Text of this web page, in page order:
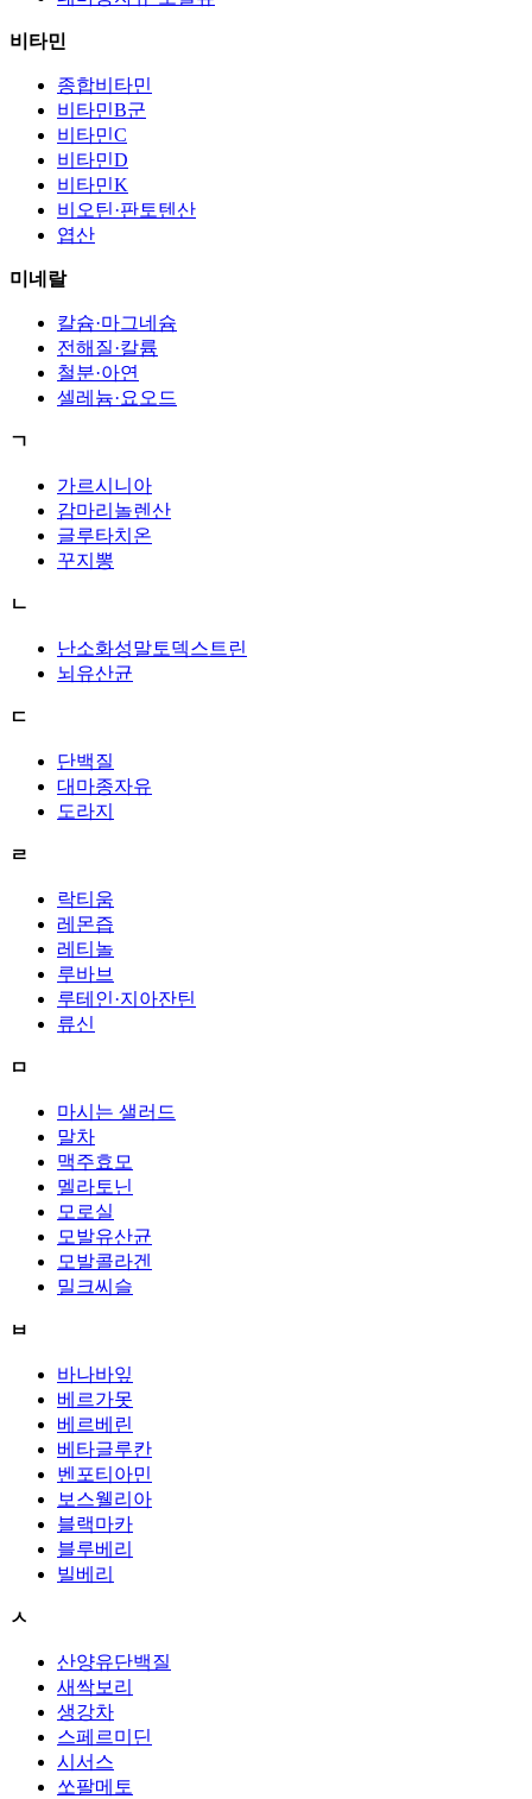
비타민
종합비타민
비타민B군
비타민C
비타민D
비타민K
비오틴·판토텐산
엽산
미네랄
칼슘·마그네슘
전해질·칼륨
철분·아연
셀레늄·요오드
ㄱ
가르시니아
감마리놀렌산
글루타치온
꾸지뽕
ㄴ
난소화성말토덱스트린
뇌유산균
ㄷ
단백질
대마종자유
도라지
ㄹ
락티움
레몬즙
레티놀
루바브
루테인·지아잔틴
류신
ㅁ
마시는 샐러드
말차
맥주효모
멜라토닌
모로실
모발유산균
모발콜라겐
밀크씨슬
ㅂ
바나바잎
베르가못
베르베린
베타글루칸
벤포티아민
보스웰리아
블랙마카
블루베리
빌베리
ㅅ
산양유단백질
새싹보리
생강차
스페르미딘
시서스
쏘팔메토